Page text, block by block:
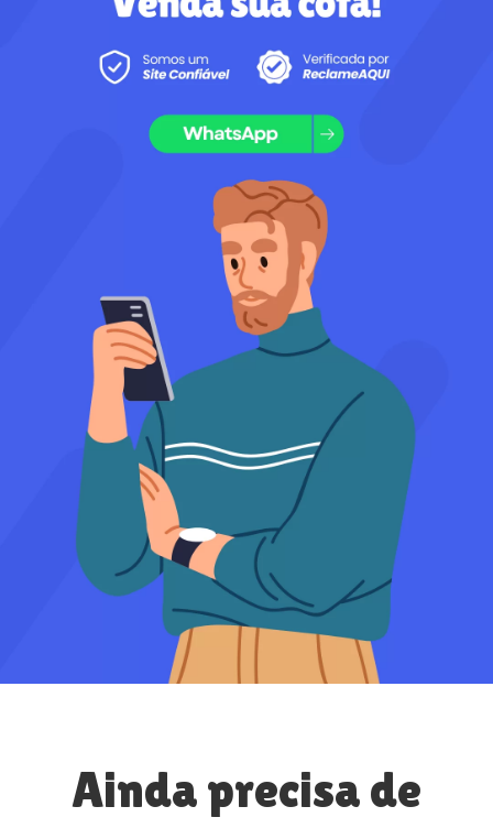
Ainda precisa de